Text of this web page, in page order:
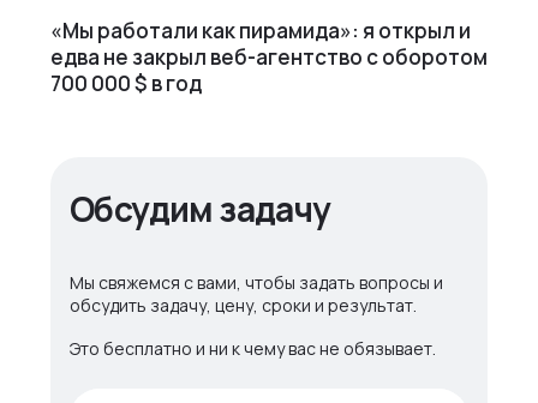
«Мы работали как пирамида»: я открыл и
едва не закрыл веб⁠-⁠агентство с оборотом
700 000 $ в год
Обсудим задачу
Мы свяжемся с вами, чтобы задать вопросы и
обсудить задачу, цену, сроки и результат.
Это бесплатно и ни к чему вас не обязывает.